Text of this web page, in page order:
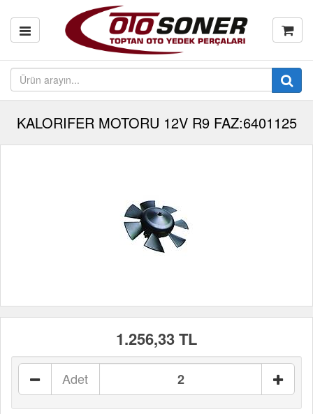
KALORIFER MOTORU 12V R9 FAZ:6401125
1.256,33 TL
Adet